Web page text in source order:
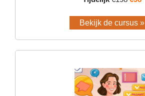
Bekijk de cursus »